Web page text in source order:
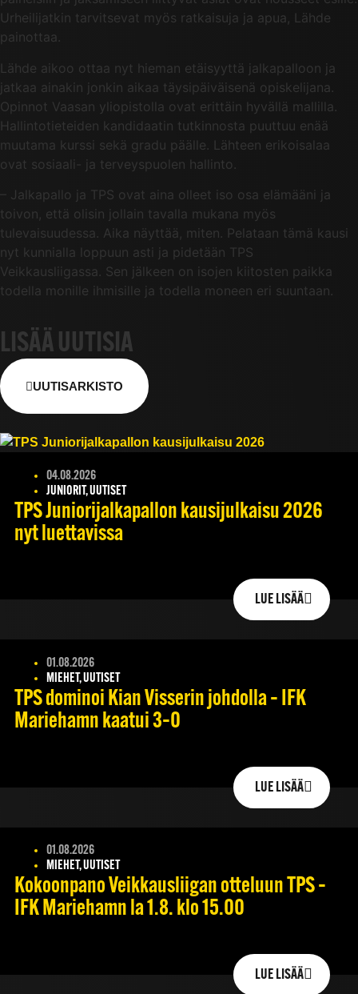
Urheilijatkin tarvitsevat myös ratkaisuja ja apua, Lähde
painottaa.
Lähde aikoo ottaa nyt hieman etäisyyttä jalkapalloon ja
jatkaa ainakin jonkin aikaa täysipäiväisenä opiskelijana.
Opinnot Vaasan yliopistolla ovat erittäin hyvällä mallilla.
Hallintotieteiden kandidaatin tutkinnosta puuttuu enää
muutama kurssi sekä gradu päälle. Lähteen erikoisalaa
ovat sosiaali- ja terveyspuolen hallinto.
– Jalkapallo ja TPS ovat aina olleet iso osa elämääni ja
toivon, että olisin jollain tavalla mukana myös
tulevaisuudessa. Aika näyttää, miten. Pelataan tämä kausi
nyt kunnialla loppuun asti ja pidetään TPS
Veikkausliigassa. Sen jälkeen on isojen kiitosten paikka
todella monille ihmisille ja todella moneen eri suuntaan.
LISÄÄ UUTISIA
UUTISARKISTO
04.08.2026
JUNIORIT, UUTISET
TPS Juniorijalkapallon kausijulkaisu 2026
nyt luettavissa
LUE LISÄÄ
01.08.2026
MIEHET, UUTISET
TPS dominoi Kian Visserin johdolla – IFK
Mariehamn kaatui 3–0
LUE LISÄÄ
01.08.2026
MIEHET, UUTISET
Kokoonpano Veikkausliigan otteluun TPS –
IFK Mariehamn la 1.8. klo 15.00
LUE LISÄÄ